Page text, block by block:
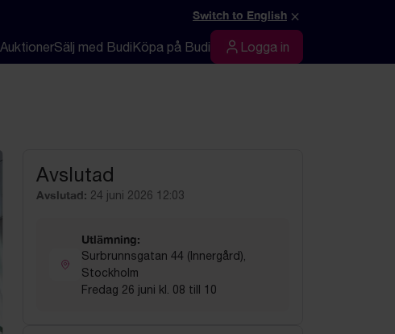
Switch to English ×
AuktionerSälj med BudiKöpa på Budi Logga in
Logga in
Avslutad
Avslutad: 24 juni 2026 12:03
Utlämning:
Surbrunnsgatan 44 (Innergård),
Stockholm
Fredag 26 juni kl. 08 till 10